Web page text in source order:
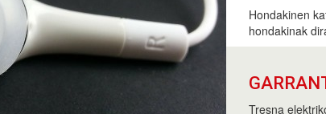
Hondakinen
hondakinak
Tresna